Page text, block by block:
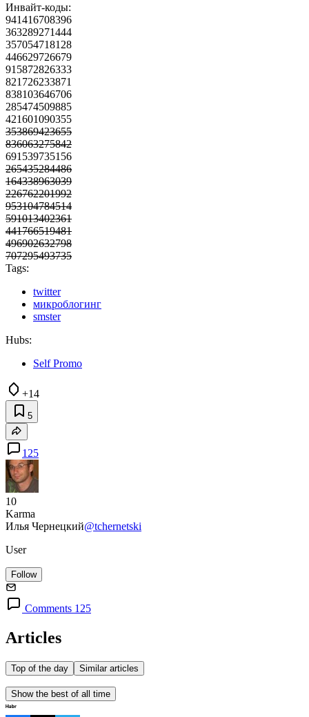
Инвайт-коды:
941416708396
363289271444
357054718128
446629726679
915872826333
821726233871
838103646706
285474509885
421601090355
353869423655
836063275842
691539735156
265435284486
164338963039
226762201992
953104784514
591013402361
441766519481
496902632798
707295493735
Tags:
twitter
микроблогинг
smster
Hubs:
Self Promo
+14
5
125
10
Karma
Илья Чернецкий@tchernetski
User
Follow
Comments 125
Articles
Top of the day Similar articles
Show the best of all time